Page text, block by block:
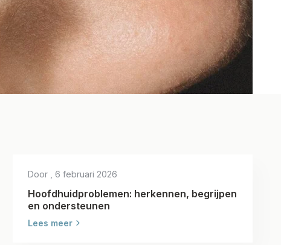
Door , 6 februari 2026
Hoofdhuidproblemen: herkennen, begrijpen
en ondersteunen
Lees meer